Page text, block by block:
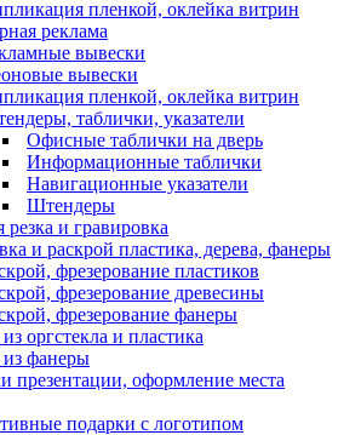
пленкой, оклейка витрин
реклама
вывески
вывески
пленкой, оклейка витрин
таблички, указатели
Офисные таблички на дверь
Информационные таблички
Навигационные указатели
Штендеры
резка и гравировка
и раскрой пластика, дерева, фанеры
фрезерование пластиков
фрезерование древесины
фрезерование фанеры
оргстекла и пластика
фанеры
презентации, оформление места
подарки с логотипом